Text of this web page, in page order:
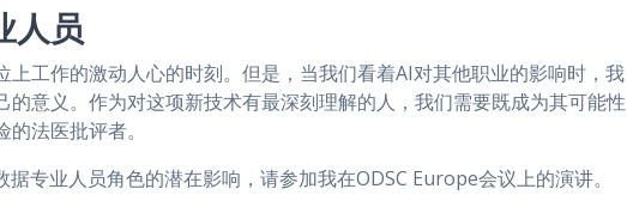
人员
上工作的激动人心的时刻。但是，当我们看着AI对其他职业的影响时，我
的意义。作为对这项新技术有最深刻理解的人，我们需要既成为其可能性
法医批评者。
专业人员角色的潜在影响，请参加我在ODSC Europe会议上的演讲。